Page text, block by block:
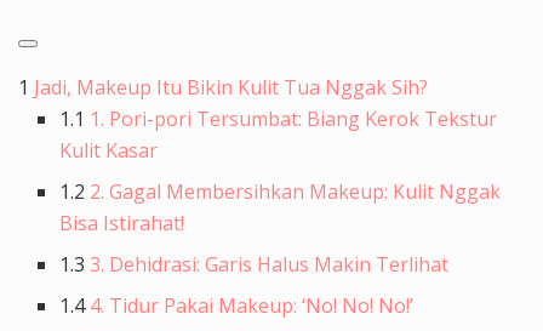
1 Jadi, Makeup Itu Bikin Kulit Tua Nggak Sih?
1.1 1. Pori-pori Tersumbat: Biang Kerok Tekstur
Kulit Kasar
1.2 2. Gagal Membersihkan Makeup: Kulit Nggak
Bisa Istirahat!
1.3 3. Dehidrasi: Garis Halus Makin Terlihat
1.4 4. Tidur Pakai Makeup: ‘No! No! No!’